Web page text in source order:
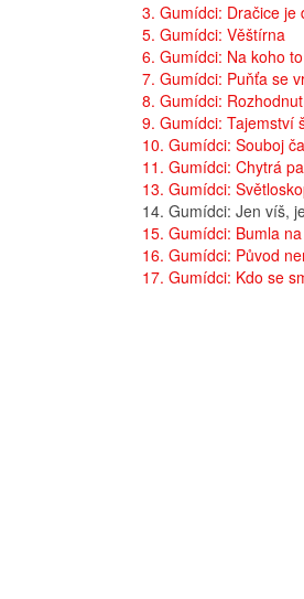
3. Gumídci: Dračice je
5. Gumídci: Věštírna
6. Gumídci: Na koho
7. Gumídci: Puňťa se
8. Gumídci:
9. Gumídci: Tajemství
10. Gumídci: Souboj
11. Gumídci: Chytrá
13. Gumídci:
14. Gumídci: Jen víš,
15. Gumídci: Bumla
16. Gumídci: Původ
17. Gumídci: Kdo se